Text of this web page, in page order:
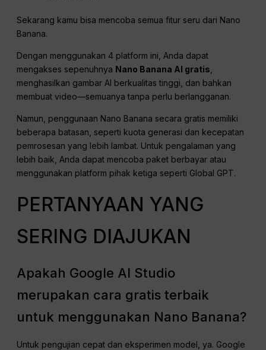
Sekarang kamu bisa mencoba semua fitur seru dari Nano
Banana.
Dengan menggunakan 4 platform ini, Anda dapat
mengakses sepenuhnya Nano Banana AI gratis
menghasilkan gambar AI berkualitas tinggi, dan bahkan
membuat video—semuanya tanpa perlu berlangganan.
Namun, penggunaan Nano Banana secara gratis memiliki
beberapa batasan, seperti kuota generasi dan kecepatan
pemrosesan yang lebih lambat. Untuk pengalaman yang
lebih baik, Anda dapat mencoba paket berbayar atau
menggunakan platform pihak ketiga seperti Global GPT.
PERTANYAAN YANG
SERING DIAJUKAN
Apakah Google AI Studio
merupakan cara gratis terbaik
untuk menggunakan Nano Banana?
Untuk pengujian cepat dan eksperimen model, ya. Google